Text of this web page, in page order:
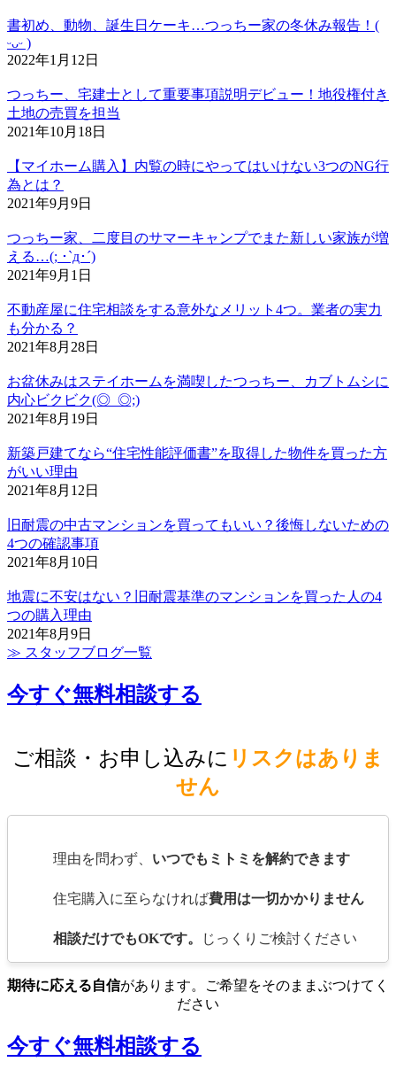
書初め、動物、誕生日ケーキ…つっちー家の冬休み報告！(
ᵕᴗᵕ )
2022年1月12日
つっちー、宅建士として重要事項説明デビュー！地役権付き
土地の売買を担当
2021年10月18日
【マイホーム購入】内覧の時にやってはいけない3つのNG行
為とは？
2021年9月9日
つっちー家、二度目のサマーキャンプでまた新しい家族が増
える…(; ･`д･´)
2021年9月1日
不動産屋に住宅相談をする意外なメリット4つ。業者の実力
も分かる？
2021年8月28日
お盆休みはステイホームを満喫したつっちー、カブトムシに
内心ビクビク(◎_◎;)
2021年8月19日
新築戸建てなら“住宅性能評価書”を取得した物件を買った方
がいい理由
2021年8月12日
旧耐震の中古マンションを買ってもいい？後悔しないための
4つの確認事項
2021年8月10日
地震に不安はない？旧耐震基準のマンションを買った人の4
つの購入理由
2021年8月9日
≫ スタッフブログ一覧
今すぐ無料相談する
ご相談・お申し込みに リスクはありま
せん
理由を問わず、 いつでもミトミを解約できます
住宅購入に至らなければ費用は一切かかりません
相談だけでもOKです。 じっくりご検討ください
期待に応える自信があります。ご希望をそのままぶつけてく
ださい
今すぐ無料相談する